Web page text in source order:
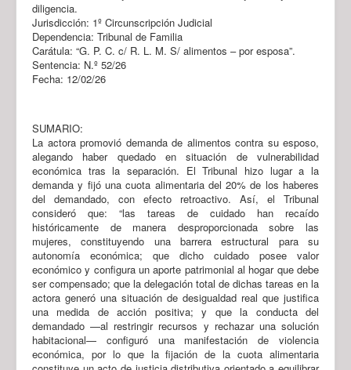
diligencia.
Jurisdicción: 1º Circunscripción Judicial
Dependencia: Tribunal de Familia
Carátula: “G. P. C. c/ R. L. M. S/ alimentos – por esposa”.
Sentencia: N.º 52/26
Fecha: 12/02/26
SUMARIO:
La actora promovió demanda de alimentos contra su esposo,
alegando haber quedado en situación de vulnerabilidad
económica tras la separación. El Tribunal hizo lugar a la
demanda y fijó una cuota alimentaria del 20% de los haberes
del demandado, con efecto retroactivo. Así, el Tribunal
consideró que: “las tareas de cuidado han recaído
históricamente de manera desproporcionada sobre las
mujeres, constituyendo una barrera estructural para su
autonomía económica; que dicho cuidado posee valor
económico y configura un aporte patrimonial al hogar que debe
ser compensado; que la delegación total de dichas tareas en la
actora generó una situación de desigualdad real que justifica
una medida de acción positiva; y que la conducta del
demandado —al restringir recursos y rechazar una solución
habitacional— configuró una manifestación de violencia
económica, por lo que la fijación de la cuota alimentaria